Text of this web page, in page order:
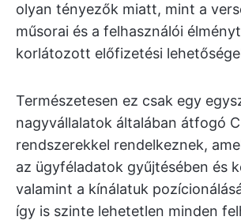
olyan tényezők miatt, mint a
műsorai és a felhasználói
korlátozott előfizetési
Természetesen ez csak egy
nagyvállalatok általában átfogó
rendszerekkel rendelkeznek,
az ügyféladatok gyűjtésében és
valamint a kínálatuk
így is szinte lehetetlen minden